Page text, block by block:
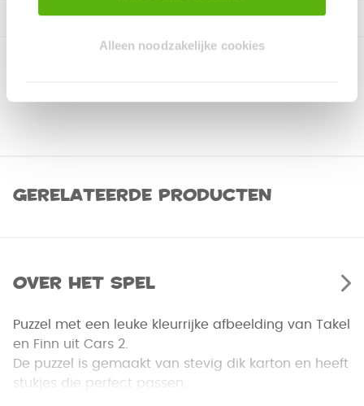
Alleen noodzakelijke cookies
Gerelateerde producten
Over het spel
Puzzel met een leuke kleurrijke afbeelding van Takel
en Finn uit Cars 2.
De puzzel is gemaakt van stevig dik karton en heeft
stukjes die perfect passen.